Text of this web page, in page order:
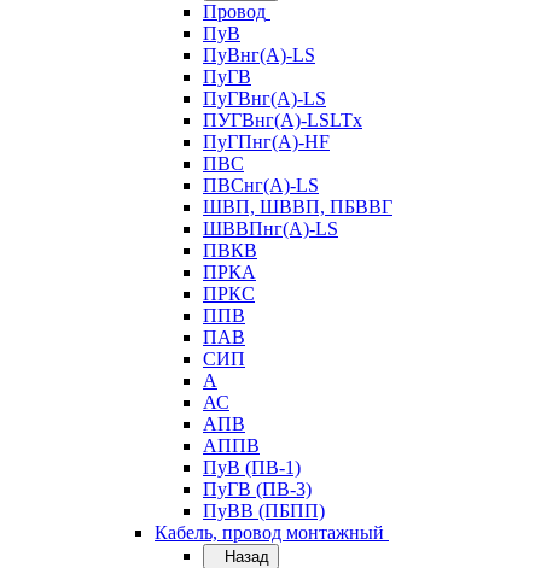
Провод
ПуВ
ПуВнг(А)-LS
ПуГВ
ПуГВнг(А)-LS
ПУГВнг(А)-LSLTx
ПуГПнг(А)-HF
ПВС
ПВСнг(А)-LS
ШВП, ШВВП, ПБВВГ
ШВВПнг(А)-LS
ПВКВ
ПРКА
ПРКС
ППВ
ПАВ
СИП
А
АС
АПВ
АППВ
ПуВ (ПВ-1)
ПуГВ (ПВ-3)
ПуВВ (ПБПП)
Кабель, провод монтажный
Назад